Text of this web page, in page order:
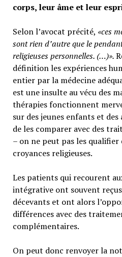
corps, leur âme et leur
Selon l’avocat précité, «ces
sont rien d’autre que le
religieuses personnelles. (…)».
définition les expériences
entier par la médecine
est une insulte au vécu des
thérapies fonctionnent
sur des jeunes enfants et des
de les comparer avec des
– on ne peut pas les
croyances religieuses.
Les patients qui recourent
intégrative ont souvent
décevants et ont alors
différences avec des
complémentaires.
On peut donc renvoyer la